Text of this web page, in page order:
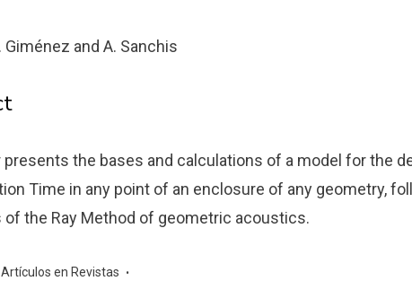
Giménez and A. Sanchis
presents the bases and calculations of a model for the
Time in any point of an enclosure of any geometry,
of the Ray Method of geometric acoustics.
Artículos en Revistas